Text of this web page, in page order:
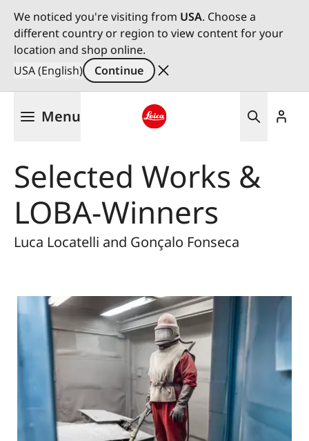
We noticed you're visiting from USA. Choose a
different country or region to view content for your
location and shop online.
USA (English)
Continue
Menu
Selected Works &
LOBA-Winners
Luca Locatelli and Gonçalo Fonseca